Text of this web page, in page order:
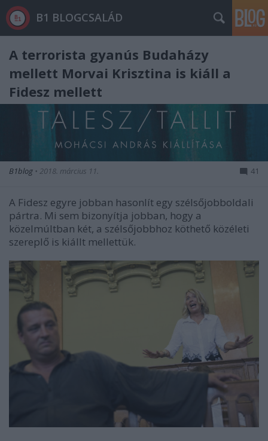
B1 BLOGCSALÁD
A terrorista gyanús Budaházy
mellett Morvai Krisztina is kiáll a
Fidesz mellett
B1blog • 2018. március 11. 41
A Fidesz egyre jobban hasonlít egy szélsőjobboldali
pártra. Mi sem bizonyítja jobban, hogy a
közelmúltban két, a szélsőjobbhoz köthető közéleti
szereplő is kiállt mellettük.